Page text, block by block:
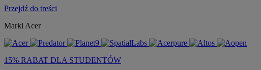
Przejdź do treści
Marki Acer
15% RABAT DLA STUDENTÓW